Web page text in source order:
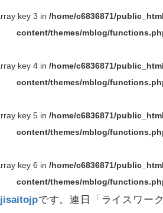
key 3 in /home/c6836871/
content/themes/mblog/
key 4 in /home/c6836871/
content/themes/mblog/
key 5 in /home/c6836871/
content/themes/mblog/
key 6 in /home/c6836871/
content/themes/mblog/
です。連日「ライスワー